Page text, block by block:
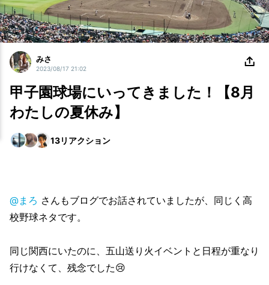
みさ
2023/08/17 21:02
甲子園球場にいってきました！【8月
わたしの夏休み】
13リアクション
@まろ さんもブログでお話されていましたが、同じく高
校野球ネタです。
同じ関西にいたのに、五山送り火イベントと日程が重なり
行けなくて、残念でした😢